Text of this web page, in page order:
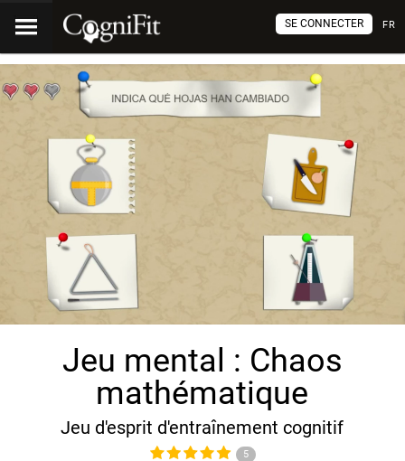
FR
SE CONNECTER
Jeu mental : Chaos
mathématique
Jeu d'esprit d'entraînement cognitif
5